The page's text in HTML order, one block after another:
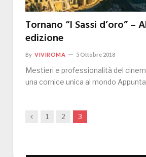
Tornano “I Sassi d’oro” –
edizione
By VIVIROMA 5 Ottobre 2018
Mestieri e professionalità del
una cornice unica al mondo
Previous
1 2 3